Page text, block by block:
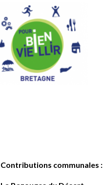
Contributions communales :